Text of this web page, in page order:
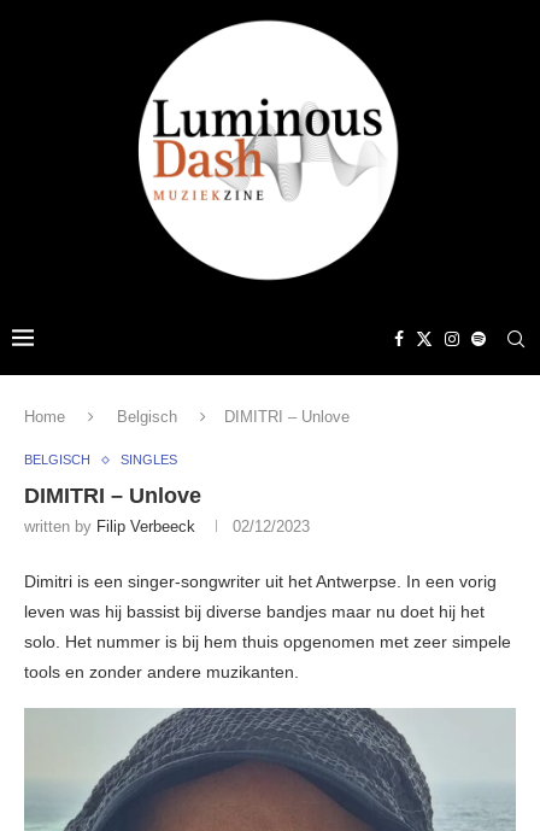
Home Belgisch DIMITRI – Unlove
BELGISCH SINGLES
DIMITRI – Unlove
written by Filip Verbeeck 02/12/2023
Dimitri is een singer-songwriter uit het Antwerpse. In een vorig
leven was hij bassist bij diverse bandjes maar nu doet hij het
solo. Het nummer is bij hem thuis opgenomen met zeer simpele
tools en zonder andere muzikanten.